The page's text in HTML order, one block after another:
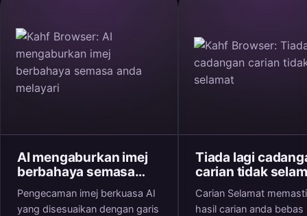
AI mengaburkan imej
berbahaya semasa
anda melayari
Pengecaman imej berkuasa AI
yang disesuaikan dengan garis
Tiada lagi
carian tidak
Carian Selamat
hasil carian anda bebas